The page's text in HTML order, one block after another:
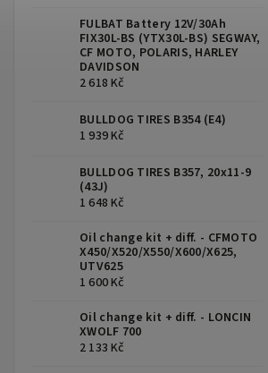
FULBAT Battery 12V/30Ah
FIX30L-BS (YTX30L-BS) SEGWAY,
CF MOTO, POLARIS, HARLEY
DAVIDSON
2 618 Kč
BULLDOG TIRES B354 (E4)
1 939 Kč
BULLDOG TIRES B357, 20x11-9
(43J)
1 648 Kč
Oil change kit + diff. - CFMOTO
X450/X520/X550/X600/X625,
UTV625
1 600 Kč
Oil change kit + diff. - LONCIN
XWOLF 700
2 133 Kč